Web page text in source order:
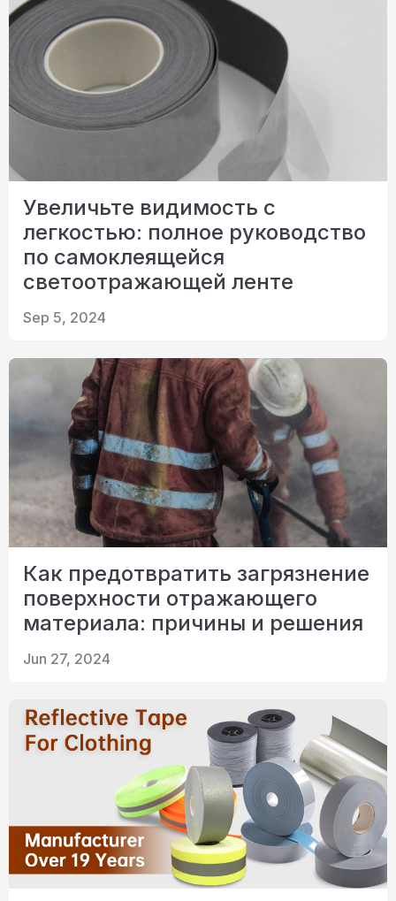
Видео
Контакт
Увеличьте видимость с
легкостью: полное руководство
по самоклеящейся
светоотражающей ленте
Sep 5, 2024
Как предотвратить загрязнение
поверхности отражающего
материала: причины и решения
Jun 27, 2024